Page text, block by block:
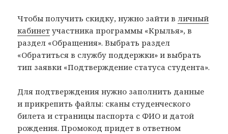
Чтобы получить скидку, нужно зайти в личный
кабинет участника программы «Крылья», в
раздел «Обращения». Выбрать раздел
«Обратиться в службу поддержки» и выбрать
тип заявки «Подтверждение статуса студента».
Для подтверждения нужно заполнить данные
и прикрепить файлы: сканы студенческого
билета и страницы паспорта с ФИО и датой
рождения. Промокод придет в ответном